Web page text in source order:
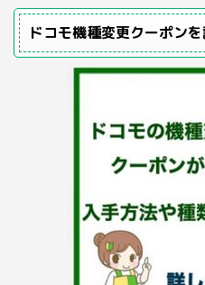
ドコモ機種変更クーポンを